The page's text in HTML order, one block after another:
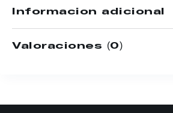
Información adicional
Valoraciones (0)